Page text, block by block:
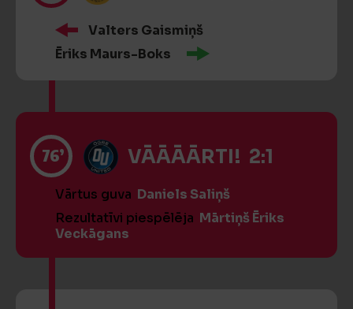
Valters Gaismiņš
Ēriks Maurs-Boks
76’ VĀĀĀĀRTI! 2:1
Vārtus guva Daniels Saliņš
Rezultatīvi piespēlēja Mārtiņš Ēriks
Veckāgans